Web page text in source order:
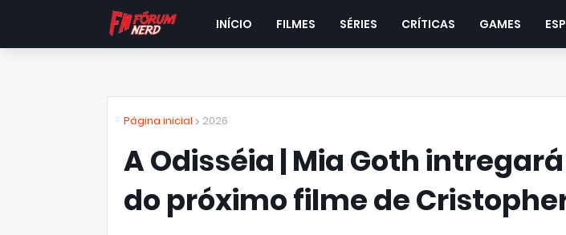
INÍCIO FILMES SÉRIES CRÍTICAS GAMES
Página inicial 2026
A Odisséia | Mia Goth
do próximo filme de